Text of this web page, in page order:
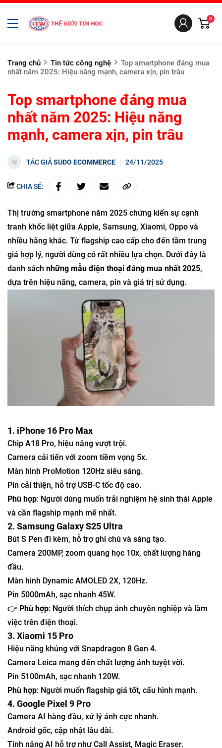
0
Trang chủ Tin tức công nghệ
Top smartphone đáng mua
nhất năm 2025: Hiệu năng mạnh, camera xịn, pin trâu
Top smartphone đáng mua
nhất năm 2025: Hiệu năng
mạnh, camera xịn, pin trâu
TÁC GIẢSUDO ECOMMERCE 24/11/2025
CHIA SẺ:
Thị trường smartphone năm 2025 chứng kiến sự cạnh
tranh khốc liệt giữa Apple, Samsung, Xiaomi, Oppo và
nhiều hãng khác. Từ flagship cao cấp cho đến tầm trung
giá hợp lý, người dùng có rất nhiều lựa chọn. Dưới đây là
danh sách những mẫu điện thoại đáng mua nhất 2025,
dựa trên hiệu năng, camera, pin và giá trị sử dụng.
1. iPhone 16 Pro Max
Chip A18 Pro, hiệu năng vượt trội.
Camera cải tiến với zoom tiềm vọng 5x.
Màn hình ProMotion 120Hz siêu sáng.
Pin cải thiện, hỗ trợ USB-C tốc độ cao.
Phù hợp: Người dùng muốn trải nghiệm hệ sinh thái Apple
và cần flagship mạnh mẽ nhất.
2. Samsung Galaxy S25 Ultra
Bút S Pen đi kèm, hỗ trợ ghi chú và sáng tạo.
Camera 200MP, zoom quang học 10x, chất lượng hàng
đầu.
Màn hình Dynamic AMOLED 2X, 120Hz.
Pin 5000mAh, sạc nhanh 45W.
👉 Phù hợp: Người thích chụp ảnh chuyên nghiệp và làm
việc trên điện thoại.
3. Xiaomi 15 Pro
Hiệu năng khủng với Snapdragon 8 Gen 4.
Camera Leica mang đến chất lượng ảnh tuyệt vời.
Pin 5100mAh, sạc nhanh 120W.
Phù hợp: Người muốn flagship giá tốt, cấu hình mạnh.
4. Google Pixel 9 Pro
Camera AI hàng đầu, xử lý ảnh cực nhanh.
Android gốc, cập nhật lâu dài.
Tính năng AI hỗ trợ như Call Assist, Magic Eraser.